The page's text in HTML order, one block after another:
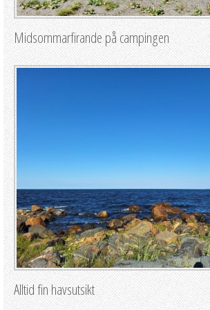
Midsommarfirande på campingen
Alltid fin havsutsikt